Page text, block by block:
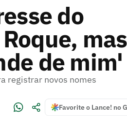
do
mas
de mim'
registrar novos nomes
Favorite o Lance! no